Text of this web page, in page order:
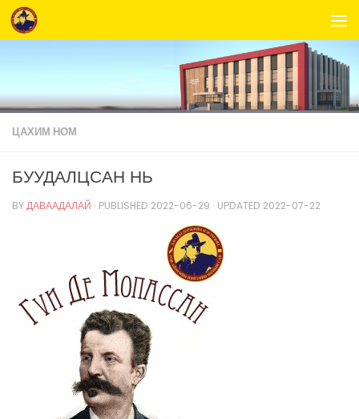
Skip to content
ЦАХИМ НОМ
БУУДАЛЦСАН НЬ
BYДАВААДАЛАЙ · PUBLISHED 2022-06-29 · UPDATED 2022-07-22